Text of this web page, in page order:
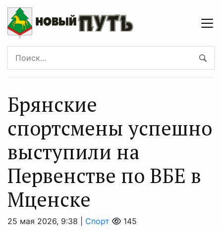
Брянские
спортсмены успешно
выступили на
Первенстве по ВБЕ в
Мценске
25 мая 2026, 9:38 | Спорт 145